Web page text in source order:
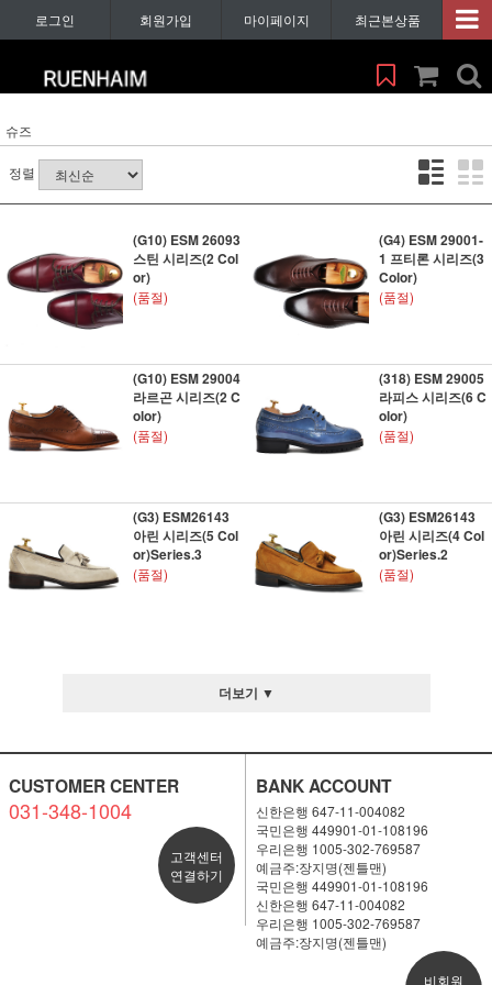
로그인 회원가입 마이페이지 최근본상품
슈즈
정렬
(G10) ESM 26093
스틴 시리즈(2 Col
or)
(품절)
(G4) ESM 29001-
1 프티론 시리즈(3
Color)
(품절)
(G10) ESM 29004
라르곤 시리즈(2 C
olor)
(품절)
(318) ESM 29005
라피스 시리즈(6 C
olor)
(품절)
(G3) ESM26143
아린 시리즈(5 Col
or)Series.3
(품절)
(G3) ESM26143
아린 시리즈(4 Col
or)Series.2
(품절)
더보기 ▼
CUSTOMER CENTER
031-348-1004
고객센터
연결하기
BANK ACCOUNT
신한은행 647-11-004082
국민은행 449901-01-108196
우리은행 1005-302-769587
예금주:장지명(젠틀맨)
국민은행 449901-01-108196
신한은행 647-11-004082
우리은행 1005-302-769587
예금주:장지명(젠틀맨)
비회원